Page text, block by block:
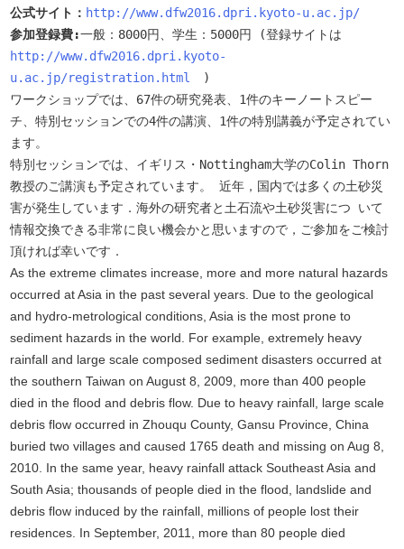
公式サイト： http://www.dfw2016.dpri.kyoto-u.ac.jp/
参加登録費:一般：8000円、学生：5000円 (登録サイトは
http://www.dfw2016.dpri.kyoto-
u.ac.jp/registration.html
ワークショップでは、67件の研究発表、1件のキーノートスピー
チ、特別セッションでの4件の講演、1件の特別講義が予定されてい
ます。
特別セッションでは、イギリス・Nottingham大学のColin Thorn
教授のご講演も予定されています。 近年，国内では多くの土砂災
害が発生しています．海外の研究者と土石流や土砂災害につ いて
情報交換できる非常に良い機会かと思いますので，ご参加をご検討
頂ければ幸いです．
As the extreme climates increase, more and more natural hazards
occurred at Asia in the past several years. Due to the geological
and hydro-metrological conditions, Asia is the most prone to
sediment hazards in the world. For example, extremely heavy
rainfall and large scale composed sediment disasters occurred at
the southern Taiwan on August 8, 2009, more than 400 people
died in the flood and debris flow. Due to heavy rainfall, large scale
debris flow occurred in Zhouqu County, Gansu Province, China
buried two villages and caused 1765 death and missing on Aug 8,
2010. In the same year, heavy rainfall attack Southeast Asia and
South Asia; thousands of people died in the flood, landslide and
debris flow induced by the rainfall, millions of people lost their
residences. In September, 2011, more than 80 people died